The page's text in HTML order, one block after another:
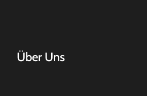
Über Uns